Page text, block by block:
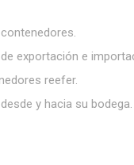
exportación e
reefer.
y hacia su bodega.